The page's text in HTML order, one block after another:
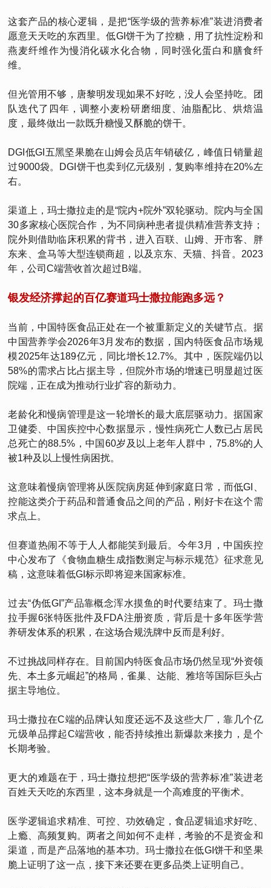
这套产品的核心逻辑，是把“医学级的营养标准”装进消费者
愿意天天吃的东西里。低GI饼干为了控糖，用了抗性淀粉和
燕麦纤维作为慢消化碳水化合物，同时强化蛋白和膳食纤
维。
但光管用不够，唐黎明发现如果不好吃，没人会坚持吃。团
队迭代了四年，调整小麦粉研磨细度、油脂配比、烘焙温
度，最终做出一款既升糖慢又酥脆的饼干。
DGI低GI五黑坚果脆在山姆会员店年销破亿，峰值日销量超
过9000袋。DGI饼干也卖到亿元级别，复购率维持在20%左
右。
渠道上，玛士撒拉走的是“院内+院外”双轮驱动。院内与全国
30多家核心医院合作，为不同病种患者提供精准营养支持；
院外则借助临床积累的背书，进入百联、山姆、开市客、胖
东来、盒马等大型连锁商超，以及京东、天猫、抖音。2023
年，公司C端营收首次超过B端。
银发经济撑起的百亿赛道玛士撒拉能跑多远？
当前，中国特医食品正处在一个被重新定义的关键节点。据
中国营养学会2026年3月发布的数据，国内特医食品市场规
模2025年达189亿元，同比增长12.7%。其中，医院端仍以
58%的需求占比占据主导，但院外市场的增速已明显超过医
院端，正在成为推动行业扩容的新动力。
老龄化和慢病管理是这一轮增长的最大底层驱动力。据国家
卫健委、中国疾控中心数据显示，慢性病死亡人数已占居民
总死亡的88.5%，中国60岁及以上老年人群中，75.8%的人
被1种及以上慢性病困扰。
这意味着慢病管理将从医院病房延伸到家庭日常，而低GI、
控能这类介于药品和普通食品之间的产品，刚好卡在这个需
求点上。
但赛道热闹不等于人人都能笑到最后。今年3月，中国疾控
中心发布了《食物血糖生成指数测定与标示规范》征求意见
稿，这意味着低GI标示即将迎来国家标准。
过去“伪低GI”产品靠概念浑水摸鱼的时代要结束了。玛士撒
拉手握6张特医批件及FDA注册资质，背后是十多年医学营
养研发体系的积累，在这场合规洗牌中反而是利好。
不过挑战同样存在。目前国内特医食品市场仍然呈现“外资领
先、本土多元崛起”的格局，雀巢、达能、雅培等国际巨头占
据主导地位。
玛士撒拉在C端的品牌认知度还远不及这些大厂，靠几个亿
元级单品撑起C端营收，能否持续推出新爆款来接力，是个
长期考验。
更大的难题在于，玛士撒拉想把“医学级的营养标准”装进老
百姓天天吃的东西里，这本身就是一个高难度的平衡术。
医学逻辑追求精准、可控、功效确定，食品逻辑追求好吃、
上瘾、高频复购。两者之间如何不走样，考验的不是资金和
渠道，而是产品落地的基本功。玛士撒拉在低GI饼干和坚果
脆上证明了这一点，接下来还要在更多品类上证明自己。